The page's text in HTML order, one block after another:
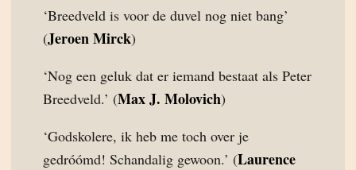
‘Breedveld is voor de duvel nog niet bang’
(Jeroen Mirck)
‘Nog een geluk dat er iemand bestaat als Peter
Breedveld.’ (Max J. Molovich)
‘Godskolere, ik heb me toch over je
gedróómd! Schandalig gewoon.’ (Laurence